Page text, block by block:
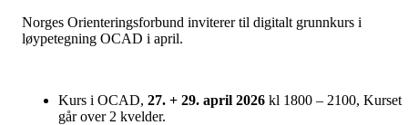
Norges Orienteringsforbund inviterer til digitalt grunnkurs i
løypetegning OCAD i april.
Kurs i OCAD, 27. + 29. april 2026 kl 1800 – 2100, Kurset
går over 2 kvelder.